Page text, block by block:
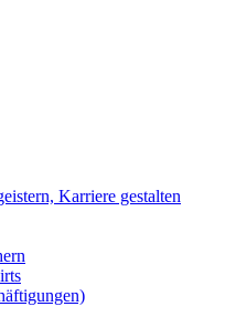
Karriere gestalten